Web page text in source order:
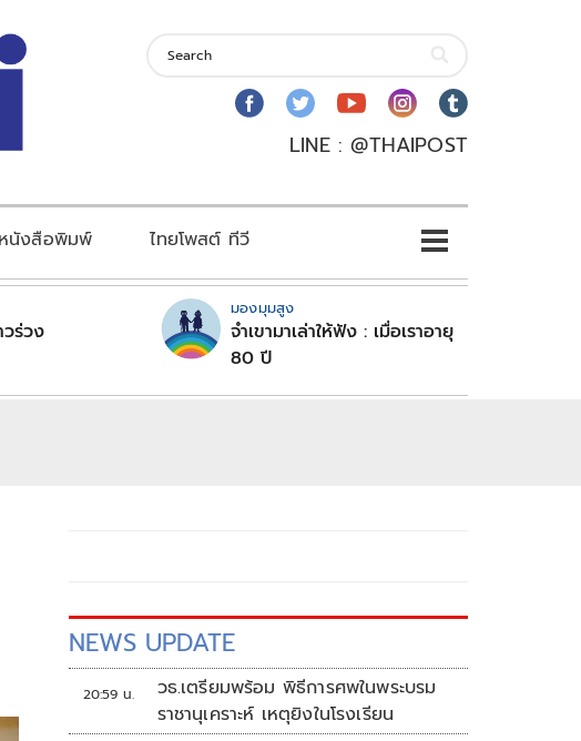
LINE : @THAIPOST
หนังสือพิมพ์ ไทยโพสต์ ทีวี
ร่วง
มองมุมสูง
จำเขามาเล่าให้ฟัง : เมื่อเราอายุ
80 ปี
NEWS UPDATE
20:59 น.
วธ.เตรียมพร้อม พิธีการศพในพระบรม
ราชานุเคราะห์ เหตุยิงในโรงเรียน